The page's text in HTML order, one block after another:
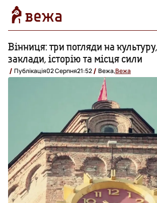
Вінниця: три погляди на
заклади, історію та місця сили
Публікація02 Серпня21:52 Вежа,Вежа